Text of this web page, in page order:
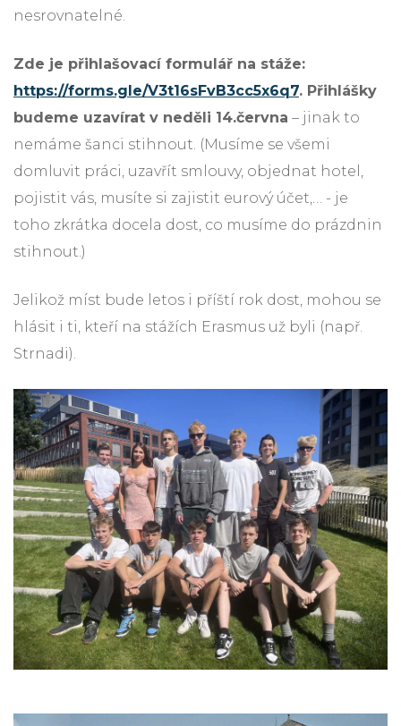
nesrovnatelné.
Zde je přihlašovací formulář na stáže:
https://forms.gle/V3t16sFvB3cc5x6q7. Přihlášky
budeme uzavírat v neděli 14.června – jinak to
nemáme šanci stihnout. (Musíme se všemi
domluvit práci, uzavřít smlouvy, objednat hotel,
pojistit vás, musíte si zajistit eurový účet,… - je
toho zkrátka docela dost, co musíme do prázdnin
stihnout.)
Jelikož míst bude letos i příští rok dost, mohou se
hlásit i ti, kteří na stážích Erasmus už byli (např.
Strnadi).